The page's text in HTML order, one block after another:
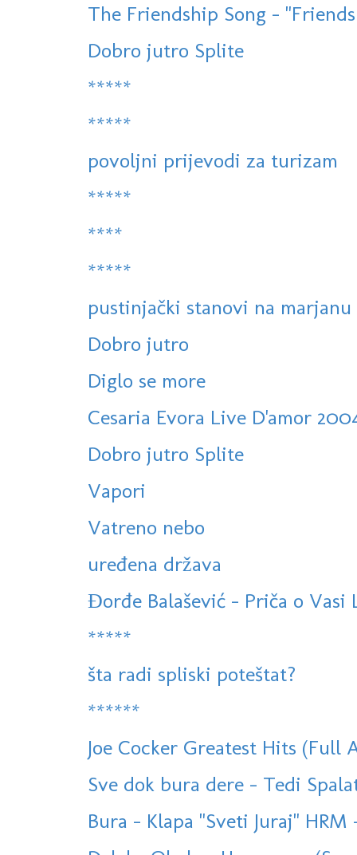
The Friendship Song -
Dobro jutro Splite
*****
*****
povoljni prijevodi za turizam
*****
****
*****
pustinjački stanovi na marjanu
Dobro jutro
Diglo se more
Cesaria Evora Live D'amor
Dobro jutro Splite
Vapori
Vatreno nebo
uređena država
Đorđe Balašević - Priča o Vasi
*****
šta radi spliski poteštat?
******
Joe Cocker Greatest Hits (Full
Sve dok bura dere - Tedi
Bura - Klapa "Sveti Juraj"